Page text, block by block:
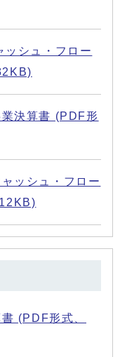
ッシュ・フロー
決算書 (PDF形
ッシュ・フロー
(PDF形式、